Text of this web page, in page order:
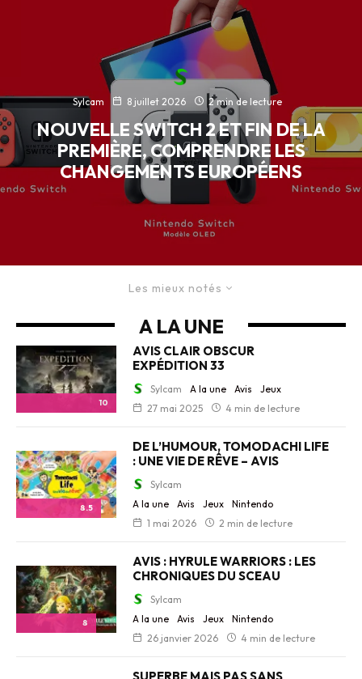
Sylcam 8 juillet 2026 2 min de lecture
NOUVELLE SWITCH 2 ET FIN DE LA
PREMIÈRE, COMPRENDRE LES
CHANGEMENTS EUROPÉENS
Les mieux notés
A LA UNE
10
AVIS CLAIR OBSCUR
EXPÉDITION 33
Sylcam A la une Avis
Jeux
27 mai 2025
4 min de lecture
8.5
DE L’HUMOUR, TOMODACHI LIFE
: UNE VIE DE RÊVE – AVIS
Sylcam
A la une
Avis Jeux
Nintendo
1 mai 2026
2 min de lecture
8
AVIS : HYRULE WARRIORS : LES
CHRONIQUES DU SCEAU
Sylcam
A la une
Avis Jeux
Nintendo
26 janvier 2026
4 min de lecture